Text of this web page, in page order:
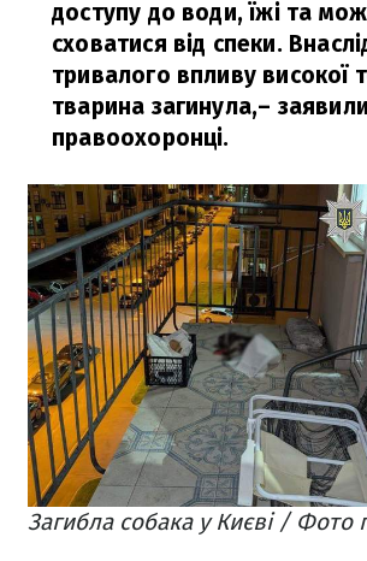
доступу до води, їжі та
сховатися від спеки.
тривалого впливу високої
тварина загинула,– заявили
правоохоронці.
Загибла собака у Києві / Фото